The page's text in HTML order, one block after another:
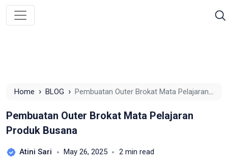
Home › BLOG › Pembuatan Outer Brokat Mata Pelajaran
Pembuatan Outer Brokat Mata Pelajaran
Produk Busana
Atini Sari May 26, 2025 2 min read